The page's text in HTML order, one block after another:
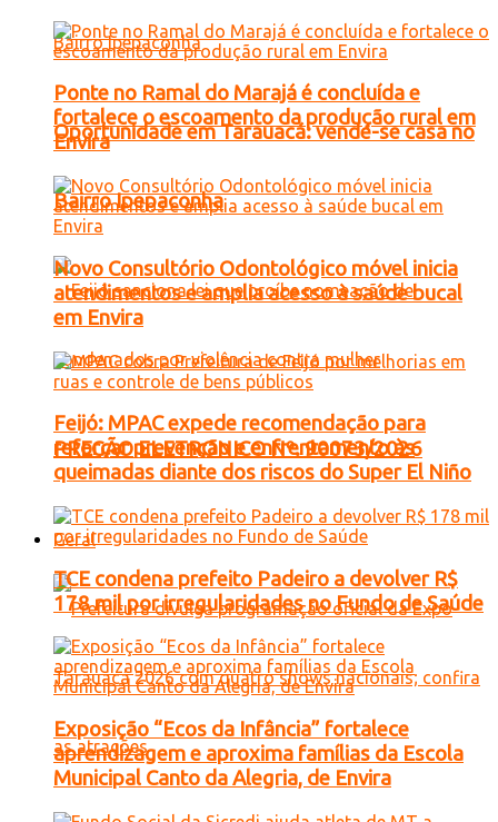
Oportunidade em Tarauacá: vende-se casa no
Bairro Ipepaconha
PREGÃO ELETRONICO Nº. 90073/2026
Geral
Ponte no Ramal do Marajá é concluída e
fortalece o escoamento da produção rural em
Envira
Novo Consultório Odontológico móvel inicia
atendimentos e amplia acesso à saúde bucal
em Envira
Feijó: MPAC expede recomendação para
reforçar prevenção e enfrentamento às
queimadas diante dos riscos do Super El Niño
TCE condena prefeito Padeiro a devolver R$
178 mil por irregularidades no Fundo de Saúde
Exposição “Ecos da Infância” fortalece
aprendizagem e aproxima famílias da Escola
Municipal Canto da Alegria, de Envira